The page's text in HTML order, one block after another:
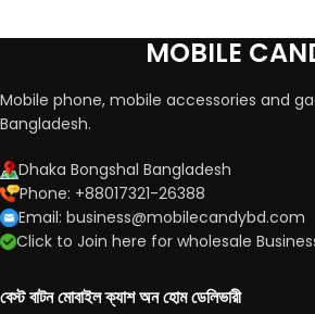
MOBILE
Mobile phone, mobile accessories and
Bangladesh.
Dhaka Bongshal Bangladesh
Phone: +88017321-26388
Email: business@mobilecandybd.com
Click to Join here for wholesale
বেস্ট বাটন মোবাইল ক্যাশ অন হোম ডেলিভারী